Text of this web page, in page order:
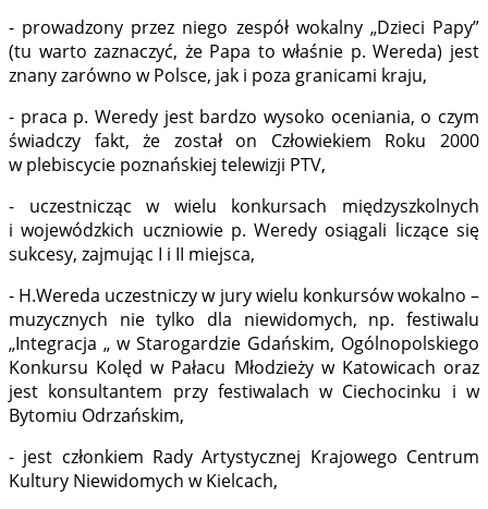
- prowadzony przez niego zespół wokalny „Dzieci Papy”
(tu warto zaznaczyć, że Papa to właśnie p. Wereda) jest
znany zarówno w Polsce, jak i poza granicami kraju,
- praca p. Weredy jest bardzo wysoko oceniania, o czym
świadczy fakt, że został on Człowiekiem Roku 2000
w plebiscycie poznańskiej telewizji PTV,
- uczestnicząc w wielu konkursach międzyszkolnych
i wojewódzkich uczniowie p. Weredy osiągali liczące się
sukcesy, zajmując I i II miejsca,
- H.Wereda uczestniczy w jury wielu konkursów wokalno –
muzycznych nie tylko dla niewidomych, np. festiwalu
„Integracja „ w Starogardzie Gdańskim, Ogólnopolskiego
Konkursu Kolęd w Pałacu Młodzieży w Katowicach oraz
jest konsultantem przy festiwalach w Ciechocinku i w
Bytomiu Odrzańskim,
- jest członkiem Rady Artystycznej Krajowego Centrum
Kultury Niewidomych w Kielcach,